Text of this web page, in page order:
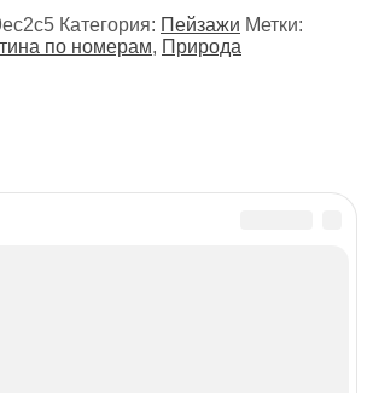
Категория: Пейзажи Метки:
по номерам, Природа